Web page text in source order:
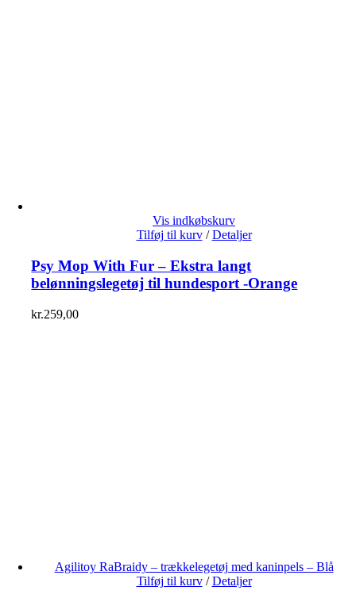
Vis indkøbskurv
Tilføj til kurv / Detaljer
Psy Mop With Fur – Ekstra langt
belønningslegetøj til hundesport -Orange
kr.259,00
Agilitoy RaBraidy – trækkelegetøj med kaninpels – Blå
Tilføj til kurv / Detaljer